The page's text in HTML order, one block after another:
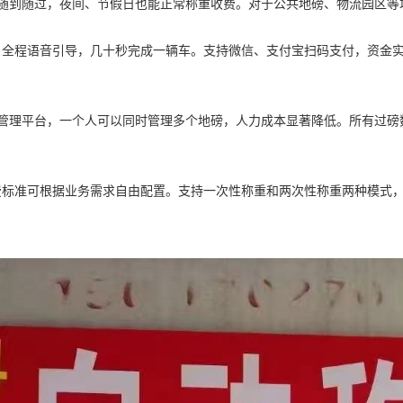
随过，夜间、节假日也能正常称重收费。对于公共地磅、物流园区
程语音引导，几十秒完成一辆车。支持微信、支付宝扫码支付，资金
平台，一个人可以同时管理多个地磅，人力成本显著降低。所有过
准可根据业务需求自由配置。支持一次性称重和两次性称重两种模式